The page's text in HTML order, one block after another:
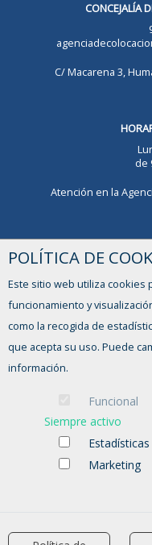
CONCEJALÍA
C/ Macarena 3,
de
Atención en la
POLÍTICA DE
Este sitio web utiliza cookies
funcionamiento y
como la recogida de
que acepta su uso. Puede
información.
Funcional
Siempre activo
Estadísticas
Marketing